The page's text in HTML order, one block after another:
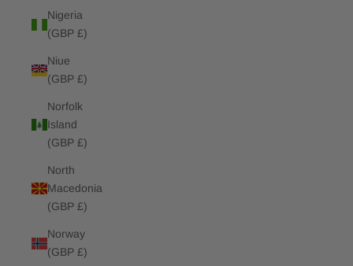
Nigeria
(GBP £)
Niue
(GBP £)
Norfolk
Island
(GBP £)
North
Macedonia
(GBP £)
Norway
(GBP £)